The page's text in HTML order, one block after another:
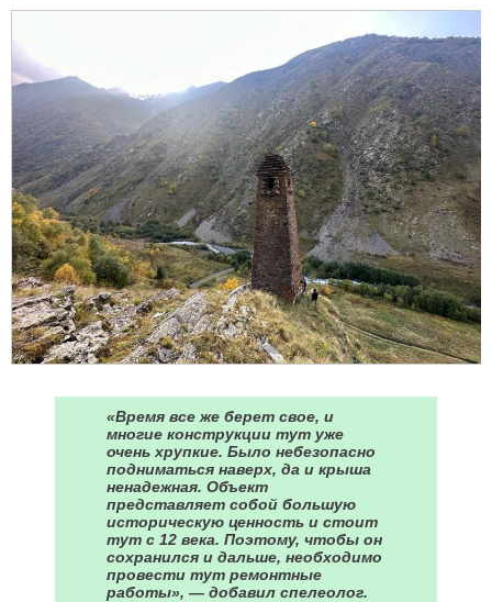
«Время все же берет свое, и
многие конструкции тут уже
очень хрупкие. Было небезопасно
подниматься наверх, да и крыша
ненадежная. Объект
представляет собой большую
историческую ценность и стоит
тут с 12 века. Поэтому, чтобы он
сохранился и дальше, необходимо
провести тут ремонтные
работы», — добавил спелеолог.